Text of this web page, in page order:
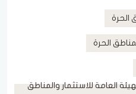
الحرة
الحرة
العامة للاستثمار والمناطق